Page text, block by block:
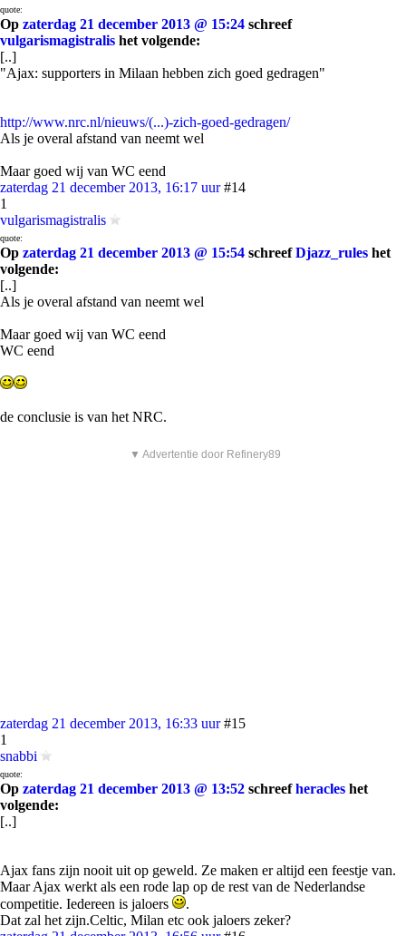
quote:
Op zaterdag 21 december 2013 @ 15:24 schreef
vulgarismagistralis het volgende:
[..]
"Ajax: supporters in Milaan hebben zich goed gedragen"
http://www.nrc.nl/nieuws/(...)-zich-goed-gedragen/
Als je overal afstand van neemt wel
Maar goed wij van WC eend
zaterdag 21 december 2013, 16:17 uur #14
1
vulgarismagistralis
quote:
Op zaterdag 21 december 2013 @ 15:54 schreefDjazz_rules het
volgende:
[..]
Als je overal afstand van neemt wel
Maar goed wij van WC eend
WC eend
de conclusie is van het NRC.
▼ Advertentie door Refinery89
zaterdag 21 december 2013, 16:33 uur #15
1
snabbi
quote:
Op zaterdag 21 december 2013 @ 13:52 schreefheracles het
volgende:
[..]
Ajax fans zijn nooit uit op geweld. Ze maken er altijd een feestje van.
Maar Ajax werkt als een rode lap op de rest van de Nederlandse
competitie. Iedereen is jaloers
.
Dat zal het zijn.Celtic, Milan etc ook jaloers zeker?